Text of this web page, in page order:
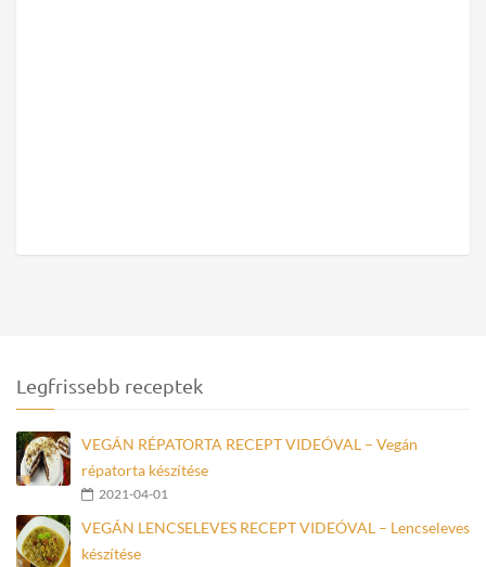
Legfrissebb receptek
VEGÁN RÉPATORTA RECEPT VIDEÓVAL – Vegán
répatorta készítése
2021-04-01
VEGÁN LENCSELEVES RECEPT VIDEÓVAL – Lencseleves
készítése